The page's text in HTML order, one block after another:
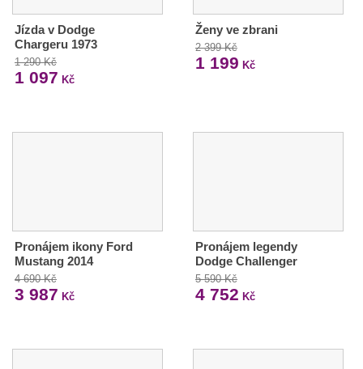
Jízda v Dodge
Chargeru 1973
1 290 Kč
1 097 Kč
Ženy ve zbrani
2 399 Kč
1 199 Kč
Pronájem ikony Ford
Mustang 2014
4 690 Kč
3 987 Kč
Pronájem legendy
Dodge Challenger
5 590 Kč
4 752 Kč